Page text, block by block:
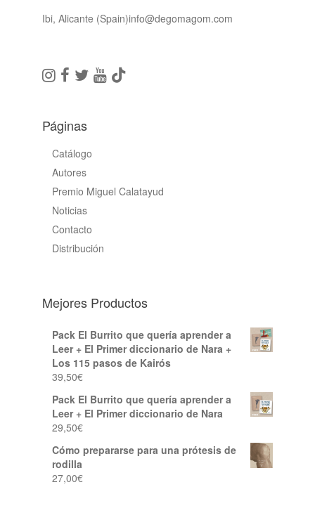
Ibi, Alicante (Spain)info@degomagom.com
Páginas
Catálogo
Autores
Premio Miguel Calatayud
Noticias
Contacto
Distribución
Mejores Productos
Pack El Burrito que quería aprender a
Leer + El Primer diccionario de Nara +
Los 115 pasos de Kairós
39,50€
Pack El Burrito que quería aprender a
Leer + El Primer diccionario de Nara
29,50€
Cómo prepararse para una prótesis de
rodilla
27,00€